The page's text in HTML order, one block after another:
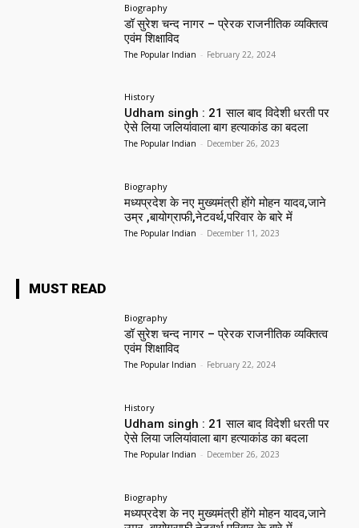
Biography
डॉ सुरेश चन्द नागर – प्रेरक राजनीतिक व्यक्तित्व
एवंम शिक्षाविद
The Popular Indian - February 22, 2024
History
Udham singh : 21 साल बाद विदेशी धरती पर
ऐसे लिया जलियांवाला बाग हत्याकांड का बदला
The Popular Indian - December 26, 2023
Biography
मध्यप्रदेश के नए मुख्यमंत्री होंगे मोहन यादव,जाने
उम्र ,बायोग्राफी,नेटवर्थ,परिवार के बारे में
The Popular Indian - December 11, 2023
MUST READ
Biography
डॉ सुरेश चन्द नागर – प्रेरक राजनीतिक व्यक्तित्व
एवंम शिक्षाविद
The Popular Indian - February 22, 2024
History
Udham singh : 21 साल बाद विदेशी धरती पर
ऐसे लिया जलियांवाला बाग हत्याकांड का बदला
The Popular Indian - December 26, 2023
Biography
मध्यप्रदेश के नए मुख्यमंत्री होंगे मोहन यादव,जाने